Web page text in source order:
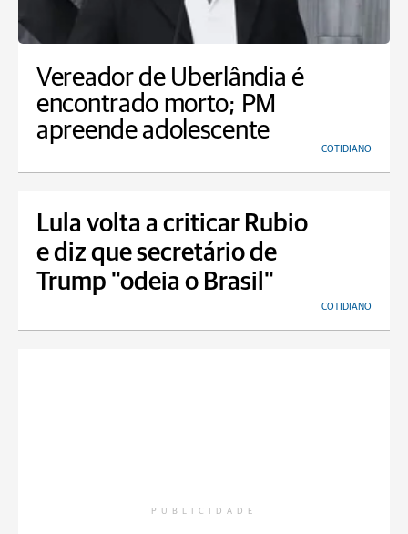
Vereador de Uberlândia é
encontrado morto; PM
apreende adolescente
COTIDIANO
Lula volta a criticar Rubio
e diz que secretário de
Trump "odeia o Brasil"
COTIDIANO
PUBLICIDADE